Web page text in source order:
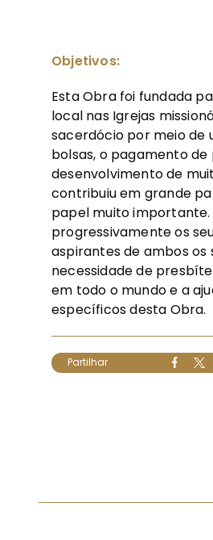
Objetivos:
Esta Obra foi fundada
local nas Igrejas
sacerdócio por meio de
bolsas, o pagamento
desenvolvimento de
contribuiu em grande
papel muito importante.
progressivamente os
aspirantes de ambos os
necessidade de
em todo o mundo e a
específicos desta Obra.
Partilhar